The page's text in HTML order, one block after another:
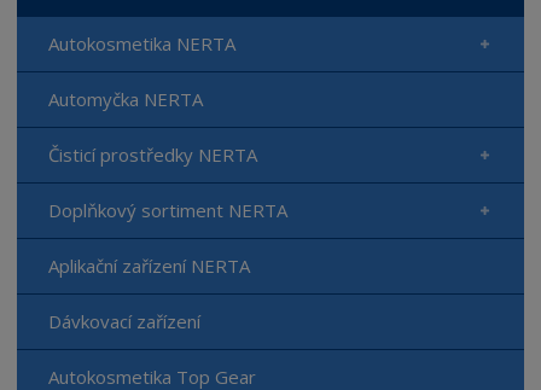
Autokosmetika NERTA
Automyčka NERTA
Čisticí prostředky NERTA
Doplňkový sortiment NERTA
Aplikační zařízení NERTA
Dávkovací zařízení
Autokosmetika Top Gear